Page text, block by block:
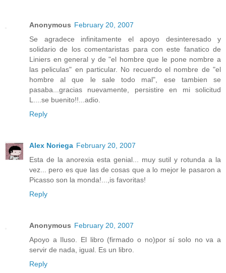
Anonymous February 20, 2007
Se agradece infinitamente el apoyo desinteresado y
solidario de los comentaristas para con este fanatico de
Liniers en general y de "el hombre que le pone nombre a
las peliculas" en particular. No recuerdo el nombre de "el
hombre al que le sale todo mal", ese tambien se
pasaba...gracias nuevamente, persistire en mi solicitud
L....se buenito!!...adio.
Reply
Alex Noriega February 20, 2007
Esta de la anorexia esta genial... muy sutil y rotunda a la
vez... pero es que las de cosas que a lo mejor le pasaron a
Picasso son la monda!...,is favoritas!
Reply
Anonymous February 20, 2007
Apoyo a Iluso. El libro (firmado o no)por sí solo no va a
servir de nada, igual. Es un libro.
Reply